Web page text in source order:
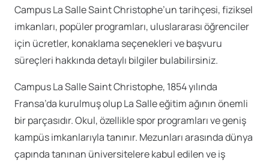
Campus La Salle Saint Christophe’un tarihçesi, fiziksel
imkanları, popüler programları, uluslararası öğrenciler
için ücretler, konaklama seçenekleri ve başvuru
süreçleri hakkında detaylı bilgiler bulabilirsiniz.
Campus La Salle Saint Christophe, 1854 yılında
Fransa’da kurulmuş olup La Salle eğitim ağının önemli
bir parçasıdır. Okul, özellikle spor programları ve geniş
kampüs imkanlarıyla tanınır. Mezunları arasında dünya
çapında tanınan üniversitelere kabul edilen ve iş